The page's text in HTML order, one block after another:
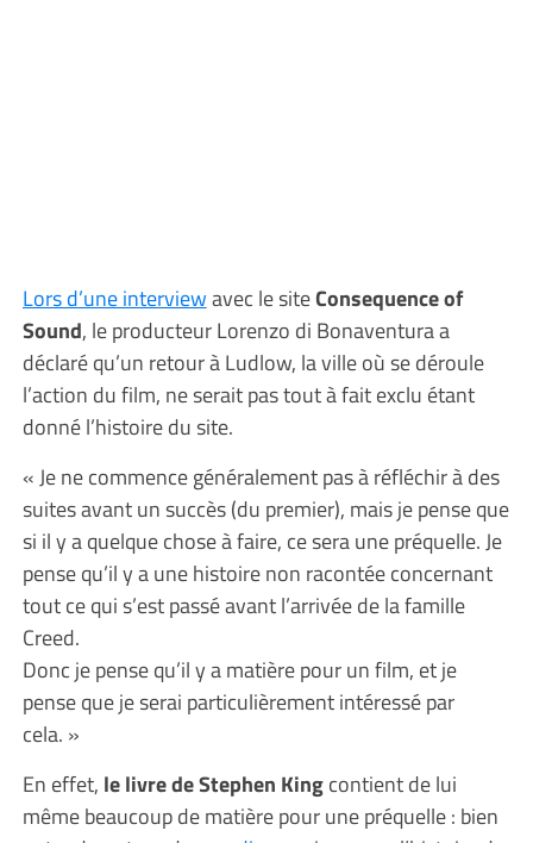
Lors d’une interviewavec le siteConsequence of
Sound, le producteur Lorenzo di Bonaventura a
déclaré qu’un retour à Ludlow, la ville où se déroule
l’action du film, ne serait pas tout à fait exclu étant
donné l’histoire du site.
« Je ne commence généralement pas à réfléchir à des
suites avant un succès (du premier), mais je pense que
si il y a quelque chose à faire, ce sera une préquelle. Je
pense qu’il y a une histoire non racontée concernant
tout ce qui s’est passé avant l’arrivée de la famille
Creed.
Donc je pense qu’il y a matière pour un film, et je
pense que je serai particulièrement intéressé par
cela. »
En effet, le livre de Stephen Kingcontient de lui
même beaucoup de matière pour une préquelle : bien